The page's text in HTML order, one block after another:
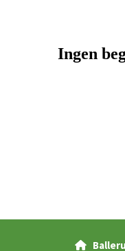
